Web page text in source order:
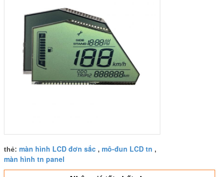
thẻ: màn hình LCD đơn sắc , mô-đun LCD tn ,
màn hình tn panel